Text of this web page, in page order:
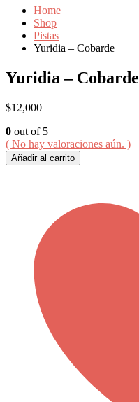
Home
Shop
Pistas
Yuridia – Cobarde
Yuridia – Cobarde
$12,000
0 out of 5
( No hay valoraciones aún. )
Añadir al carrito